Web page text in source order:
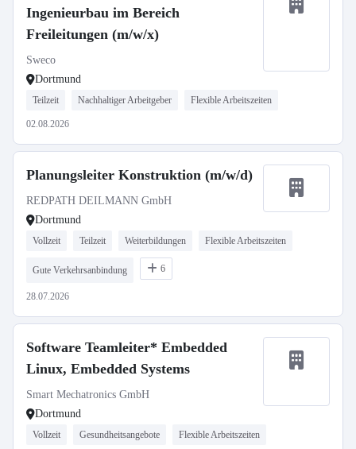
Ingenieurbau im Bereich
Freileitungen (m/w/x)
Sweco
Dortmund
Teilzeit Nachhaltiger Arbeitgeber Flexible Arbeitszeiten
02.08.2026
Planungsleiter Konstruktion (m/w/d)
REDPATH DEILMANN GmbH
Dortmund
Vollzeit Teilzeit Weiterbildungen Flexible Arbeitszeiten
Gute Verkehrsanbindung 6
28.07.2026
Software Teamleiter* Embedded
Linux, Embedded Systems
Smart Mechatronics GmbH
Dortmund
Vollzeit Gesundheitsangebote Flexible Arbeitszeiten